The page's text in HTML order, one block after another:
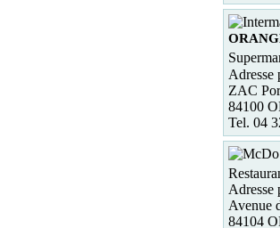
Adresse
ZAC
84100
Tel. 04
Adresse
Avenue
84104